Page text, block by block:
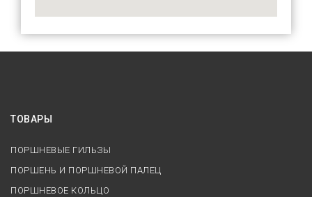
ТОВАРЫ
ПОРШНЕВЫЕ ГИЛЬЗЫ
ПОРШЕНЬ И ПОРШНЕВОЙ ПАЛЕЦ
ПОРШНЕВОЕ КОЛЬЦО